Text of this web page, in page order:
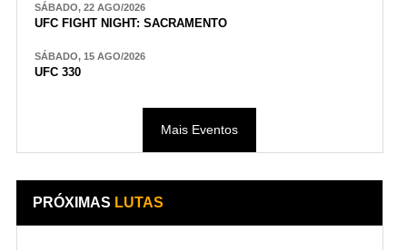
SÁBADO, 22 AGO/2026
UFC FIGHT NIGHT: SACRAMENTO
SÁBADO, 15 AGO/2026
UFC 330
Mais Eventos
PRÓXIMAS LUTAS